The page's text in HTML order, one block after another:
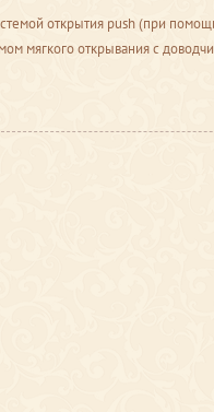
открытия push (при
мягкого открывания с